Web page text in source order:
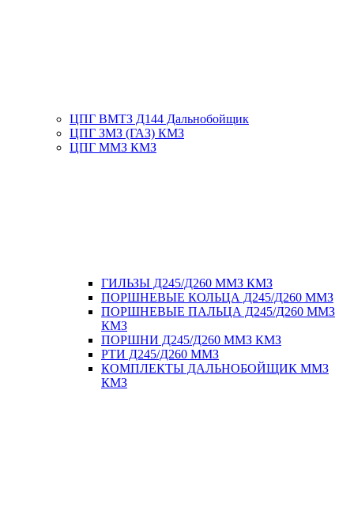
ЦПГ ВМТЗ Д144 Дальнобойщик
ЦПГ ЗМЗ (ГАЗ) КМЗ
ЦПГ ММЗ КМЗ
ГИЛЬЗЫ Д245/Д260 ММЗ КМЗ
ПОРШНЕВЫЕ КОЛЬЦА Д245/Д260 ММЗ
ПОРШНЕВЫЕ ПАЛЬЦА Д245/Д260 ММЗ
КМЗ
ПОРШНИ Д245/Д260 ММЗ КМЗ
РТИ Д245/Д260 ММЗ
КОМПЛЕКТЫ ДАЛЬНОБОЙЩИК ММЗ
КМЗ